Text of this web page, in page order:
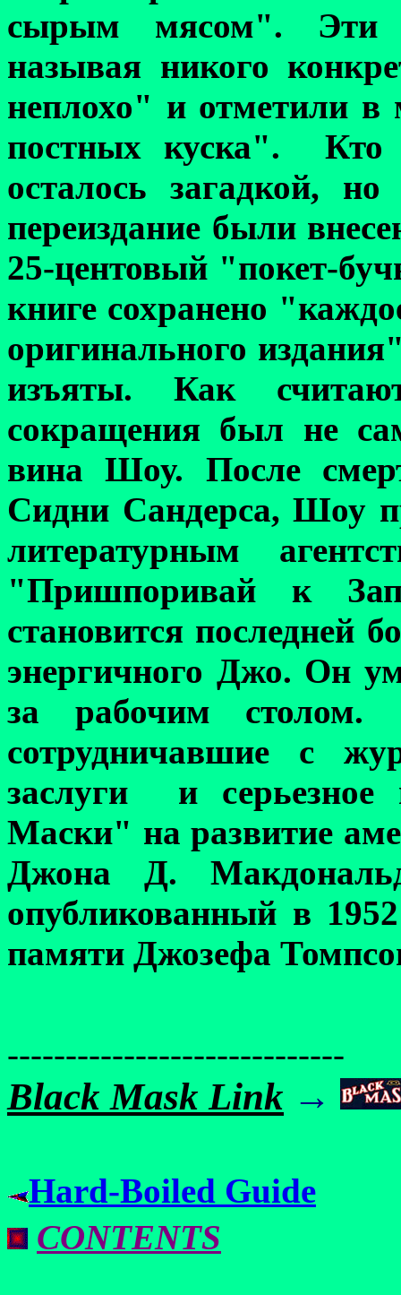
сырым мясом". Эти
называя никого
неплохо" и отметили
постных
куска". Кто
осталось загадкой,
переиздание были
25-центовый "покет-
книге сохранено
оригинального
изъяты. Как
сокращения был не
вина Шоу. После
Сидни Сандерса, Шоу
литературным
"Пришпоривай к
становится последней
энергичного Джо. Он
за рабочим
сотрудничавшие с
заслуги и серьезное
Маски" на развитие
Джона Д.
опубликованный в
памяти Джозефа
-----------------------------
Black Mask Link →
Hard-Boiled Guide
CONTENTS